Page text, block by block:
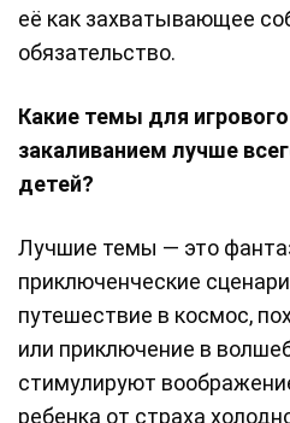
её как захватывающее
обязательство.
Какие темы для
закаливанием лучше
детей?
Лучшие темы — это
приключенческие
путешествие в космос,
или приключение в
стимулируют
ребенка от страха